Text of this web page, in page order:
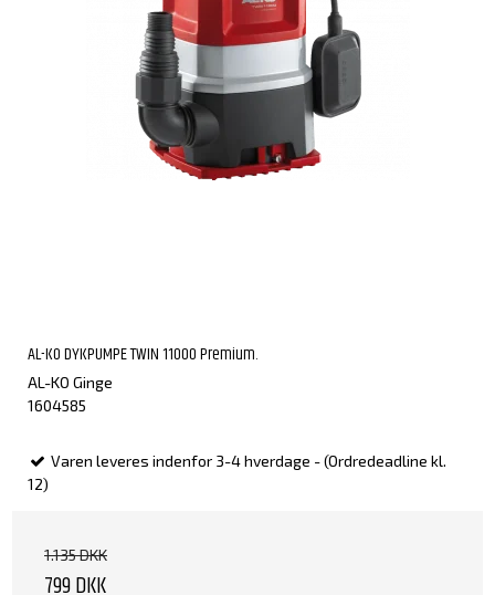
AL-KO DYKPUMPE TWIN 11000 Premium.
AL-KO Ginge
1604585
Varen leveres indenfor 3-4 hverdage - (Ordredeadline kl.
12)
1.135 DKK
799 DKK